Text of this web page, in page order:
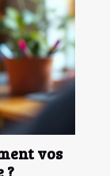
vos
?